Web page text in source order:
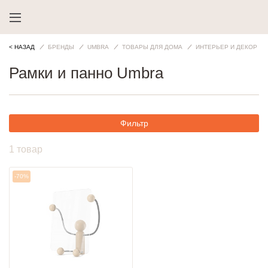
< НАЗАД БРЕНДЫ UMBRA ТОВАРЫ ДЛЯ ДОМА ИНТЕРЬЕР И ДЕКОР
Рамки и панно Umbra
Фильтр
1 товар
-70%